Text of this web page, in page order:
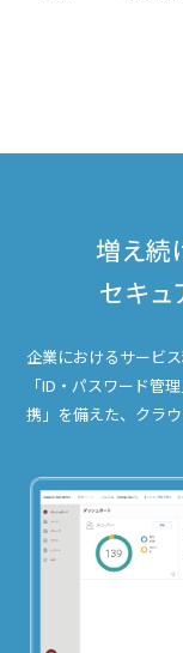
企業におけるサービ
「ID・パスワード管
携」を備えた、クラウ